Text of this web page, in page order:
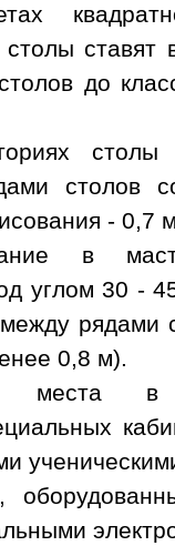
столы
до
столов
- 0,7
в
углом 30 -
рядами
0,8 м).
места в